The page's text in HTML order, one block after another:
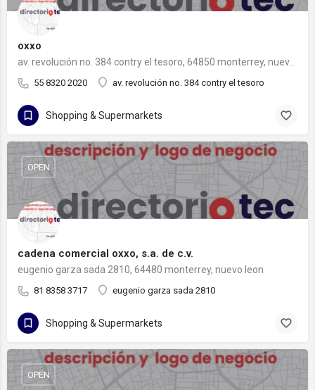
oxxo
55 8320 2020 av. revolución no. 384 contry el tesoro
Shopping & Supermarkets
cadena comercial oxxo, s.a. de c.v.
eugenio garza sada 2810, 64480 monterrey, nuevo leon
81 8358 3717 eugenio garza sada 2810
OPEN
Shopping & Supermarkets
OPEN